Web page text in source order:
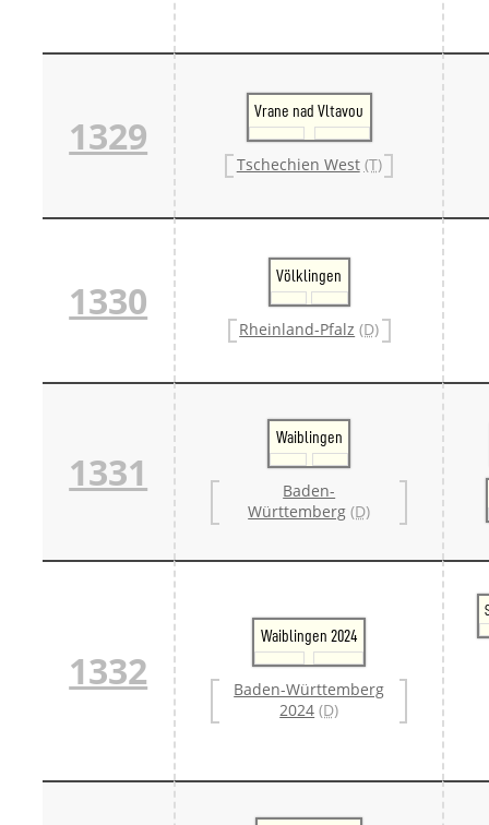
1329
Vrane nad Vltavou
Tschechien West (T)
1330
Völklingen
Rheinland-Pfalz (D)
1331
Waiblingen
Baden-
Württemberg (D)
1332
Waiblingen 2024
Baden-Württemberg
2024 (D)